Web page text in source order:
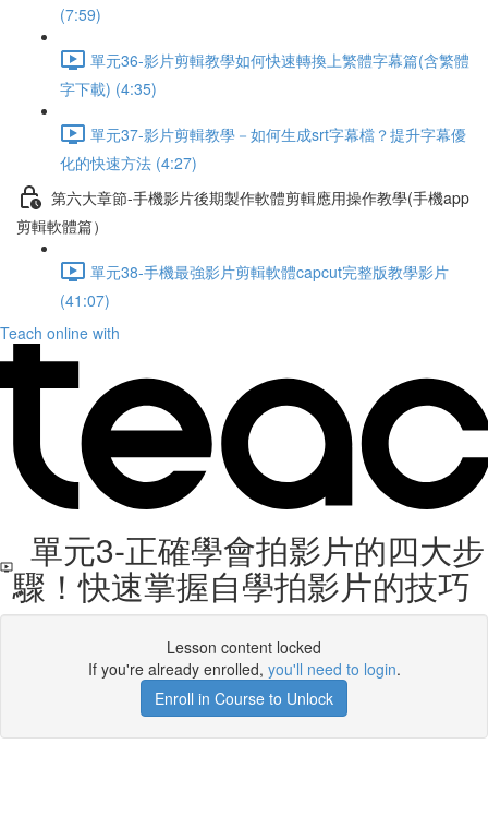
(7:59)
單元36-影片剪輯教學如何快速轉換上繁體字幕篇(含繁體
字下載) (4:35)
單元37-影片剪輯教學－如何生成srt字幕檔？提升字幕優
化的快速方法 (4:27)
第六大章節-手機影片後期製作軟體剪輯應用操作教學(手機app
剪輯軟體篇）
單元38-手機最強影片剪輯軟體capcut完整版教學影片
(41:07)
Teach online with
單元3-正確學會拍影片的四大步
驟！快速掌握自學拍影片的技巧
Lesson content locked
If you're already enrolled, you'll need to login.
Enroll in Course to Unlock